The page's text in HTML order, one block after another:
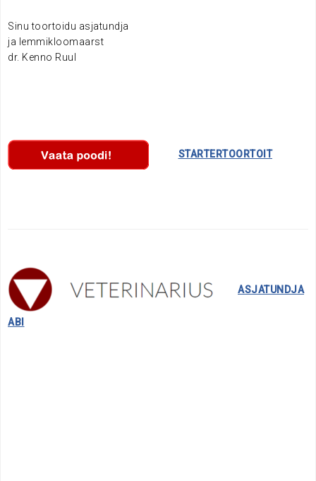
Sinu toortoidu asjatundja
ja lemmikloomaarst
dr. Kenno Ruul
STARTERTOORTOIT
ASJATUNDJA
ABI